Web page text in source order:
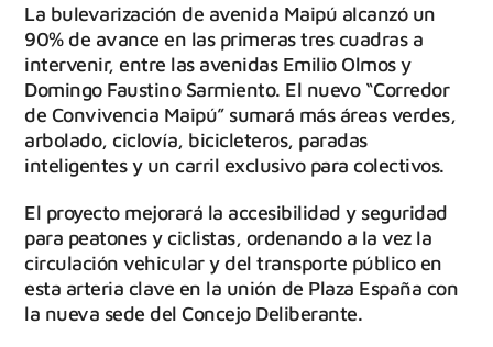
La bulevarización de avenida Maipú alcanzó un
90% de avance en las primeras tres cuadras a
intervenir, entre las avenidas Emilio Olmos y
Domingo Faustino Sarmiento. El nuevo “Corredor
de Convivencia Maipú” sumará más áreas verdes,
arbolado, ciclovía, bicicleteros, paradas
inteligentes y un carril exclusivo para colectivos.
El proyecto mejorará la accesibilidad y seguridad
para peatones y ciclistas, ordenando a la vez la
circulación vehicular y del transporte público en
esta arteria clave en la unión de Plaza España con
la nueva sede del Concejo Deliberante.